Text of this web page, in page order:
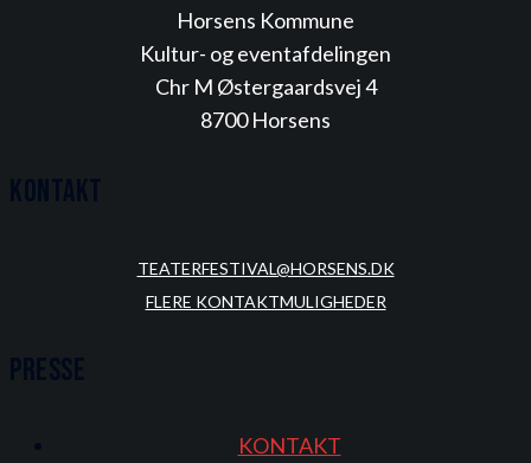
Horsens Kommune
Kultur- og eventafdelingen
Chr M Østergaardsvej 4
8700 Horsens
TEATERFESTIVAL@HORSENS.DK
FLERE KONTAKTMULIGHEDER
KONTAKT